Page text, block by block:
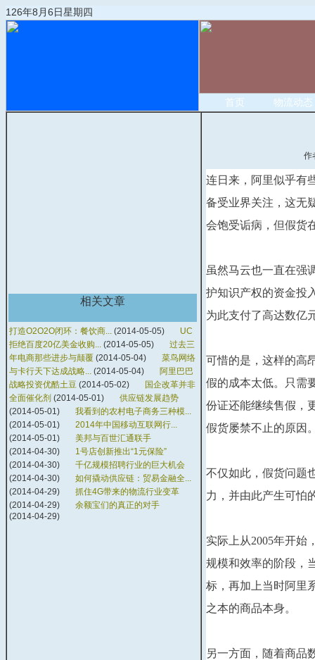
126年8月6日星期四
首页 物流动态
相关文章
打造O2O2O闭环：餐饮商... (2014-05-05)
UC
拒绝百度20亿美金收购... (2014-05-05)
过去三
年电商那些进步与颠覆 (2014-05-04)
菜鸟网络
与卡行天下达成战略... (2014-05-04)
阿里巴巴
战略投资优酷土豆 (2014-05-02)
国企改革并非
全面催化剂 (2014-05-01)
供应链发展趋势
(2014-05-01)
我看到的农村电子商务三种模...
(2014-05-01)
2014年中国移动互联网行...
(2014-05-01)
美邦与百世汇通联手
(2014-04-30)
1号店创新推出“1元保险”
(2014-04-30)
千亿规模招聘行业的巨大机会
(2014-04-30)
如何撬动供应链：贸易金融全...
(2014-04-29)
抓住4G带来的物流行业变革
(2014-04-29)
余额宝们的真正的对手
(2014-04-29)
作
连日来，阿里似乎有
备受业界关注，这无
会饱受诟病，但假货
虽然马云也一直在强
护知识产权的资金投
为此支付了高达数亿
可惜的是，这样的高
假的成本太低。只需
份证还能继续售假，
假货屡禁不止的原因
不仅如此，假货问题
力，并由此产生可怕
实际上从2005年开始
规模和效率的阶段，
标，再加上当时阿里
之本的商品本身。
另一方面，随着商品